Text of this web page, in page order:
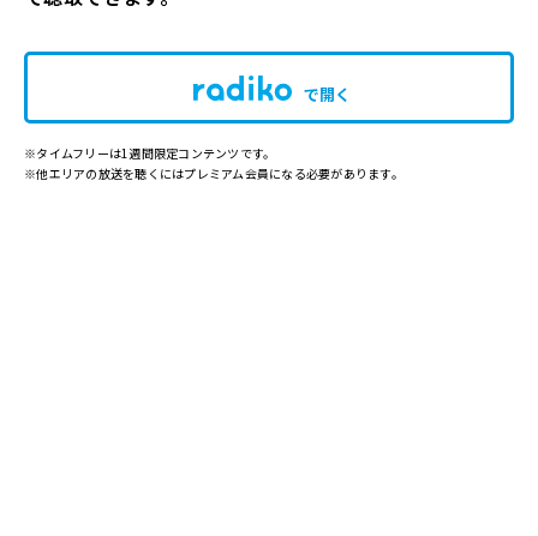
で開く
※タイムフリーは1週間限定コンテンツです。
※他エリアの放送を聴くにはプレミアム会員になる必要があります。